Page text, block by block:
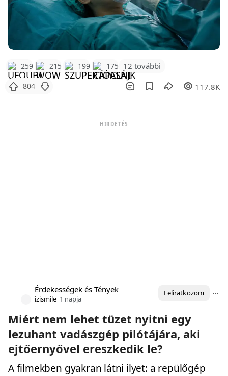
259 215 199 175 12 további
804 117.8K
HIRDETÉS
Érdekességek és Tények
izismile 1 napja
Feliratkozom
Miért nem lehet tüzet nyitni egy
lezuhant vadászgép pilótájára, aki
ejtőernyővel ereszkedik le?
A filmekben gyakran látni ilyet: a repülőgép